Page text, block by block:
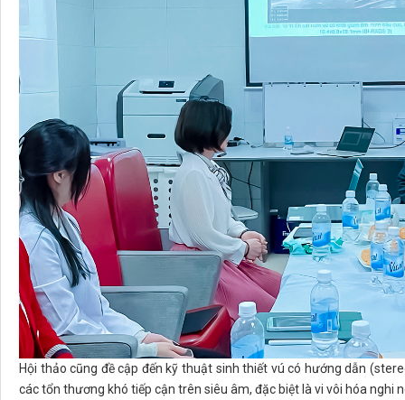
Hội thảo cũng đề cập đến kỹ thuật sinh thiết vú có hướng dẫn
các tổn thương khó tiếp cận trên siêu âm, đặc biệt là vi vôi hóa nghi